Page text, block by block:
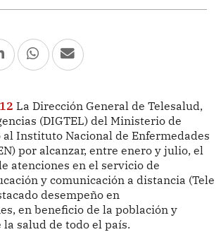
La Dirección General de Telesalud,
(DIGTEL) del Ministerio de
al Instituto Nacional de Enfermedades
por alcanzar, entre enero y julio, el
atenciones en el servicio de
y comunicación a distancia (Tele
desempeño en
en beneficio de la población y
salud de todo el país.